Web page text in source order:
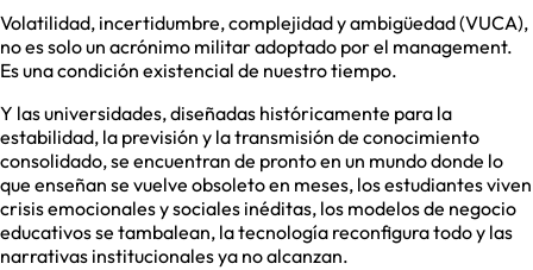
Volatilidad, incertidumbre, complejidad y ambigüedad (VUCA),
no es solo un acrónimo militar adoptado por el management.
Es una condición existencial de nuestro tiempo.
Y las universidades, diseñadas históricamente para la
estabilidad, la previsión y la transmisión de conocimiento
consolidado, se encuentran de pronto en un mundo donde lo
que enseñan se vuelve obsoleto en meses, los estudiantes viven
crisis emocionales y sociales inéditas, los modelos de negocio
educativos se tambalean, la tecnología reconfigura todo y las
narrativas institucionales ya no alcanzan.